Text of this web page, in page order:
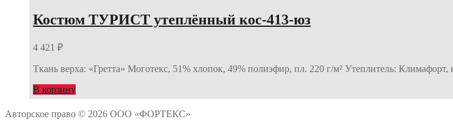
Костюм ТУРИСТ утеплённый кос-413-юз
4 421 ₽
Ткань верха: «Гретта» Моготекс, 51% хлопок, 49% полиэфир, пл. 220 г/м² Утеплитель:
В корзину
Авторское право © 2026 ООО «ФОРТЕКС»